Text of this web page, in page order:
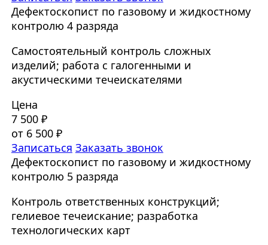
Дефектоскопист по газовому и жидкостному
контролю 4 разряда
Самостоятельный контроль сложных
изделий; работа с галогенными и
акустическими течеискателями
Цена
7 500 ₽
от 6 500 ₽
Записаться Заказать звонок
Дефектоскопист по газовому и жидкостному
контролю 5 разряда
Контроль ответственных конструкций;
гелиевое течеискание; разработка
технологических карт